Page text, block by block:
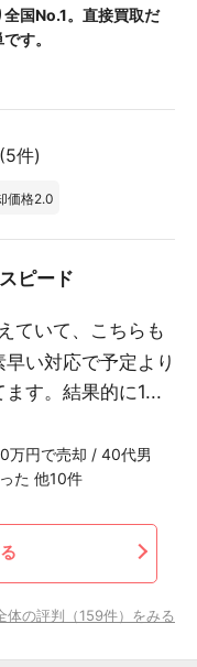
国No.1。直接買取だ
す。
(5件)
価格2.0
ピード
ていて、こちらも
い対応で予定より
す。結果的に1...
万円で売却 / 40代男
た 他10件
体の評判（159件）をみる